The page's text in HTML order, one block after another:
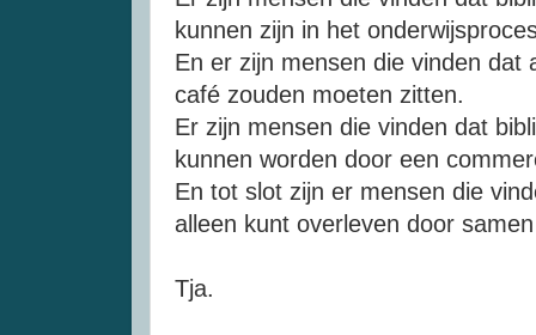
kunnen zijn in het
En er zijn mensen die vinden dat
café zouden moeten zitten.
Er zijn mensen die vinden dat
kunnen worden door een
En tot slot zijn er mensen die
alleen kunt overleven door
Tja.